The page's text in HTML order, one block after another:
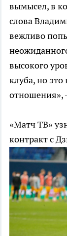
вымысел, в
слова
вежливо
высокого
клуба, но
отношения»,
«Матч ТВ»
контракт с